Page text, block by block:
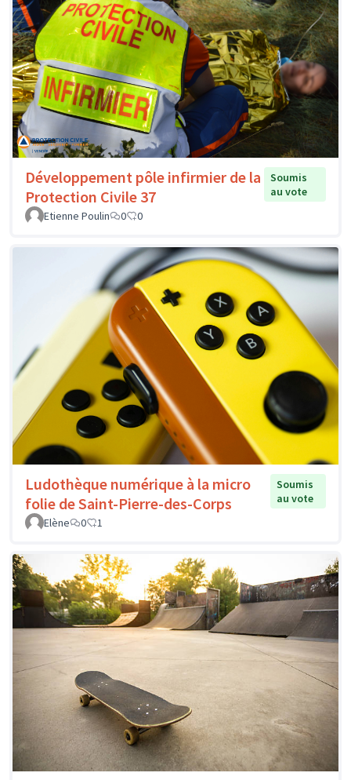
Développement pôle infirmier de la
Protection Civile 37
Soumis
au vote
Etienne Poulin
0 0
Ludothèque numérique à la micro
folie de Saint-Pierre-des-Corps
Soumis
au vote
Elène
0 1